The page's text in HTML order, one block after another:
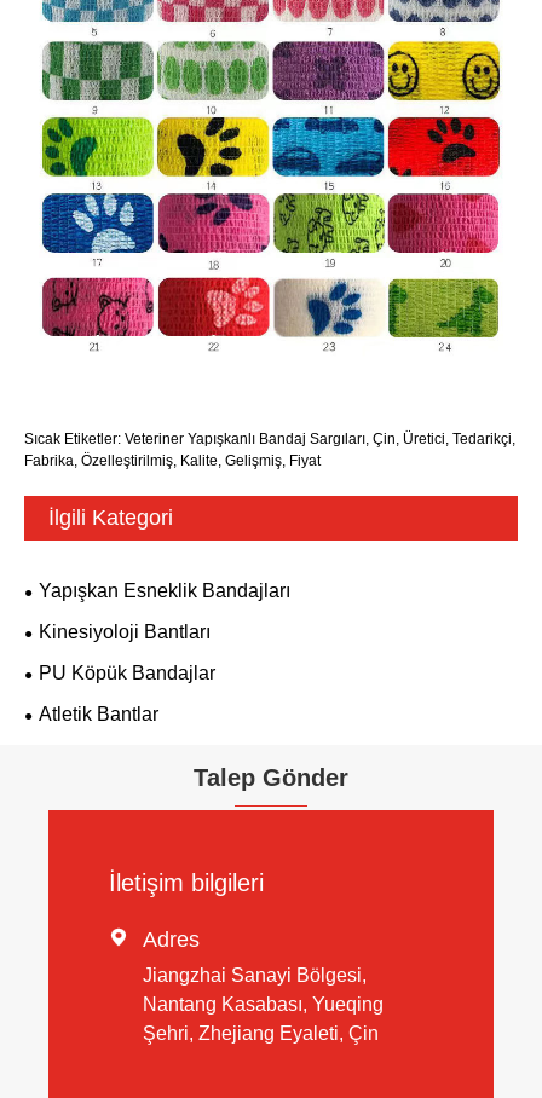
Sıcak Etiketler: Veteriner Yapışkanlı Bandaj Sargıları, Çin, Üretici, Tedarikçi,
Fabrika, Özelleştirilmiş, Kalite, Gelişmiş, Fiyat
İlgili Kategori
Yapışkan Esneklik Bandajları
Kinesiyoloji Bantları
PU Köpük Bandajlar
Atletik Bantlar
Talep Gönder
İletişim bilgileri
 Adres
Jiangzhai Sanayi Bölgesi,
Nantang Kasabası, Yueqing
Şehri, Zhejiang Eyaleti, Çin